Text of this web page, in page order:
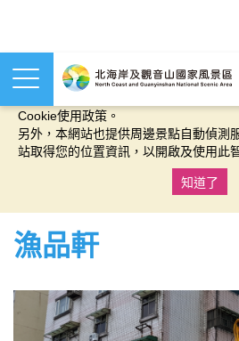
本網站使用cookies等相關技術以持續
Cookie使用政策。
另外，本網站也提供周邊景點自動偵測
站取得您的位置資訊，以開啟及使用此
知道了
漁品軒